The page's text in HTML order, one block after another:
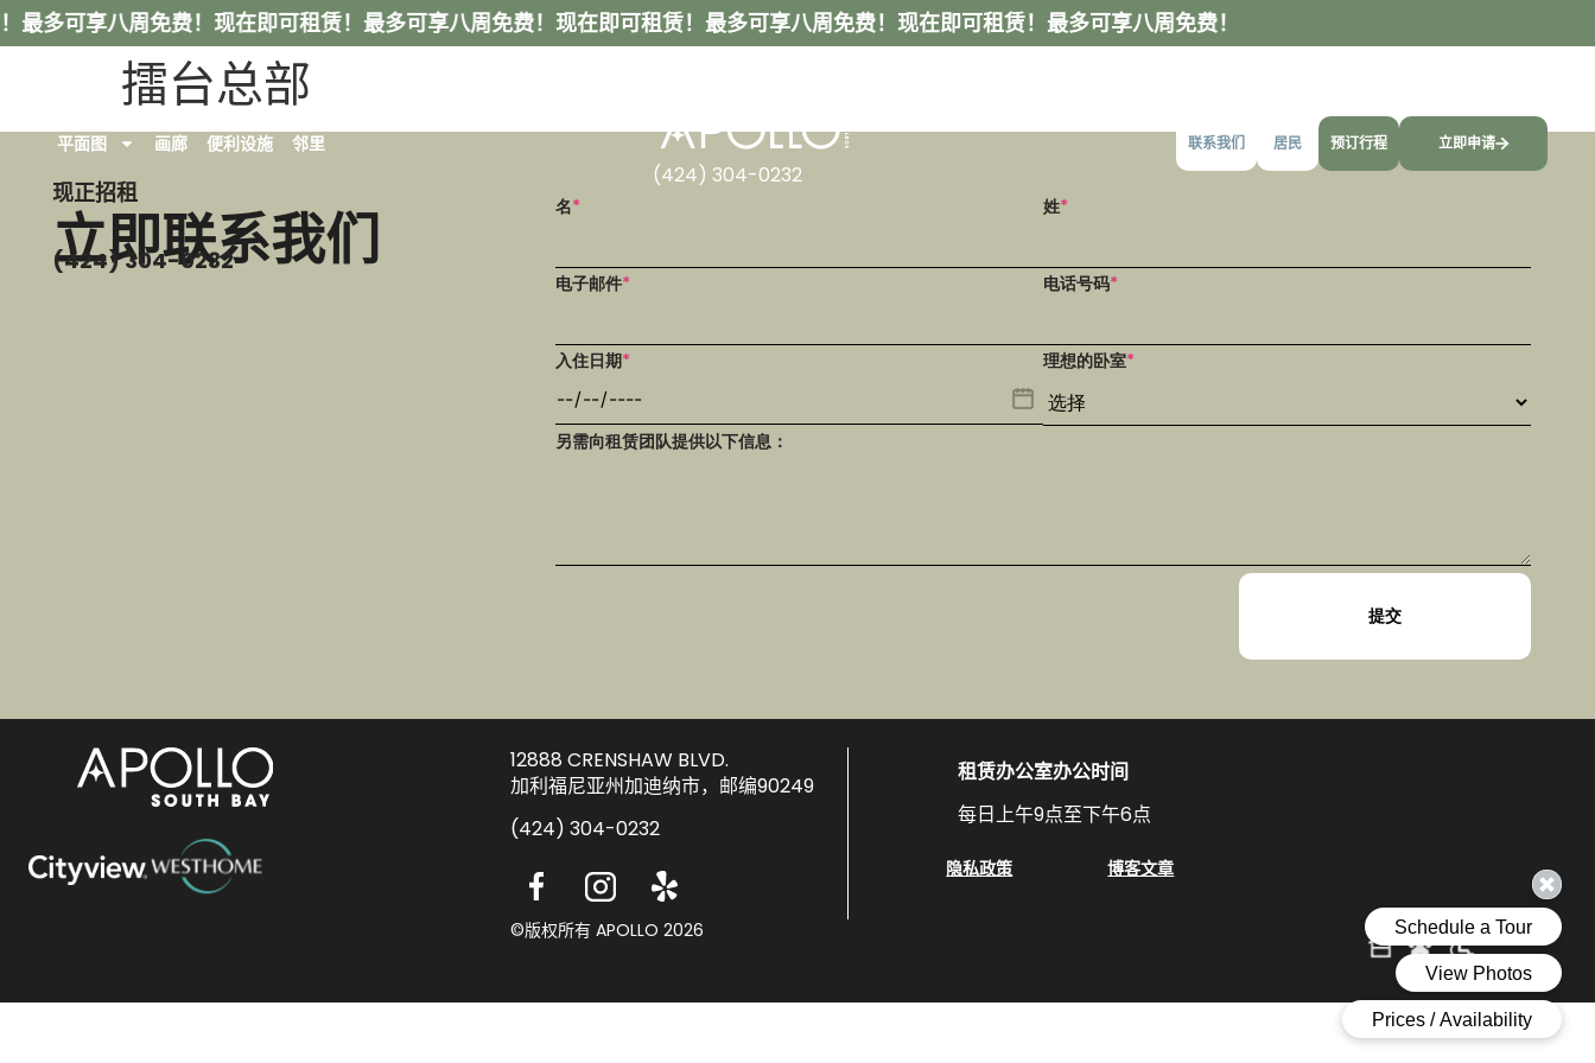
最多可享八周免费！ 现在即可租赁！最多可享八周免费！ 现在即可租赁！最多可享八周免费！ 现在即可租赁！最多可享八周免费！
平面图 画廊 便利设施 邻里
(424) 304-0232
联系我们 居民 预订行程 立即申请
擂台总部
现正招租
立即联系我们
(424) 304-0232
名* 姓*
电子邮件* 电话号码*
入住日期* 理想的卧室*
另需向租赁团队提供以下信息：
12888 CRENSHAW BLVD.
加利福尼亚州加迪纳市，邮编90249
(424) 304-0232
©版权所有 APOLLO 2026
租赁办公室办公时间
每日上午9点至下午6点
隐私政策 博客文章